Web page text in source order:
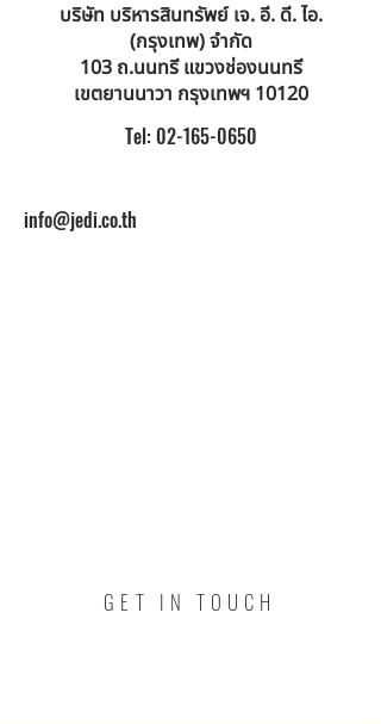
บริษัท บริหารสินทรัพย์ เจ. อี. ดี. ไอ.
(กรุงเทพ) จำกัด
103 ถ.นนทรี แขวงช่องนนทรี
เขตยานนาวา กรุงเทพฯ 10120
Tel:02-165-0650
info@jedi.co.th
GET IN TOUCH